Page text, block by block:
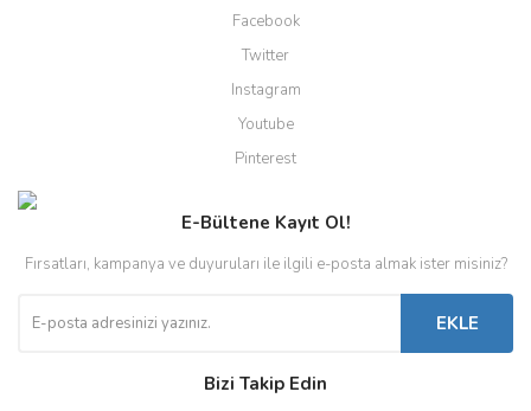
Facebook
Twitter
Instagram
Youtube
Pinterest
E-Bültene Kayıt Ol!
Fırsatları, kampanya ve duyuruları ile ilgili e-posta almak ister misiniz?
EKLE
Bizi Takip Edin